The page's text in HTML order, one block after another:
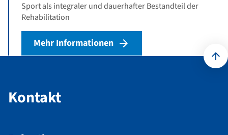
Sport als integraler und dauerhafter Bestandteil der
Rehabilitation
Mehr Informationen
Kontakt